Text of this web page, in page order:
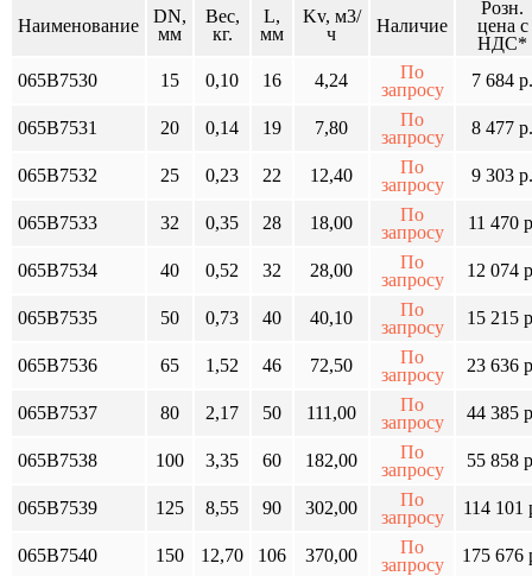
Наименование
DN,
мм
Вес,
кг.
L,
мм
Kv, м3/
ч
Наличие
Розн.
цена с
НДС*
065B7530
15 0,10 16 4,24
По
запросу
7 684 р.
065B7531 20 0,14 19 7,80
По
запросу
8 477 р.
065B7532 25 0,23 22 12,40
По
запросу
9 303 р.
065B7533 32 0,35 28 18,00
По
запросу
11 470
065B7534 40 0,52 32 28,00
По
запросу
12 074
065B7535 50 0,73 40 40,10
По
запросу
15 215
065B7536 65 1,52 46 72,50
По
запросу
23 636
065B7537 80 2,17 50 111,00
По
запросу
44 385
065B7538 100 3,35 60 182,00
По
запросу
55 858
065B7539 125 8,55 90 302,00
По
запросу
114 101
065B7540 150 12,70 106 370,00
По
запросу
175 676